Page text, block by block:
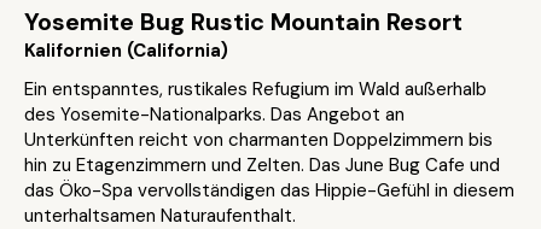
Yosemite Bug Rustic Mountain Resort
Kalifornien (California)
Ein entspanntes, rustikales Refugium im Wald außerhalb
des Yosemite-Nationalparks. Das Angebot an
Unterkünften reicht von charmanten Doppelzimmern bis
hin zu Etagenzimmern und Zelten. Das June Bug Cafe und
das Öko-Spa vervollständigen das Hippie-Gefühl in diesem
unterhaltsamen Naturaufenthalt.